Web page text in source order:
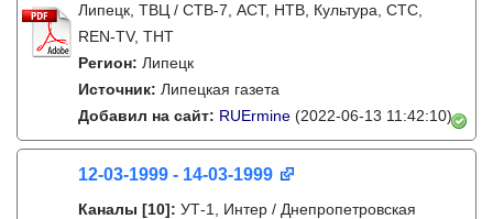
Липецк, ТВЦ / СТВ-7, АСТ, НТВ, Культура, СТС,
REN-TV, ТНТ
Регион: Липецк
Источник: Липецкая газета
Добавил на сайт: RUErmine (2022-06-13 11:42:10)
12-03-1999 - 14-03-1999
Каналы [10]: УТ-1, Интер / Днепропетровская